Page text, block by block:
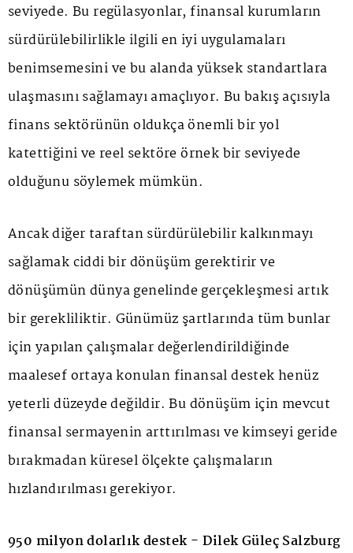
seviyede. Bu regülasyonlar, finansal kurumların
sürdürülebilirlikle ilgili en iyi uygulamaları
benimsemesini ve bu alanda yüksek standartlara
ulaşmasını sağlamayı amaçlıyor. Bu bakış açısıyla
finans sektörünün oldukça önemli bir yol
katettiğini ve reel sektöre örnek bir seviyede
olduğunu söylemek mümkün.
Ancak diğer taraftan sürdürülebilir kalkınmayı
sağlamak ciddi bir dönüşüm gerektirir ve
dönüşümün dünya genelinde gerçekleşmesi artık
bir gerekliliktir. Günümüz şartlarında tüm bunlar
için yapılan çalışmalar değerlendirildiğinde
maalesef ortaya konulan finansal destek henüz
yeterli düzeyde değildir. Bu dönüşüm için mevcut
finansal sermayenin arttırılması ve kimseyi geride
bırakmadan küresel ölçekte çalışmaların
hızlandırılması gerekiyor.
950 milyon dolarlık destek - Dilek Güleç Salzburg